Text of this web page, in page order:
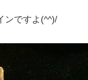
ンですよ(^^)/